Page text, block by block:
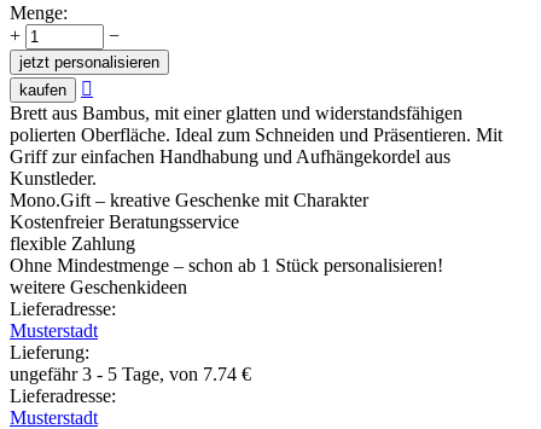
Menge:
+
−
jetzt personalisieren
kaufen

Brett aus Bambus, mit einer glatten und widerstandsfähigen
polierten Oberfläche. Ideal zum Schneiden und Präsentieren. Mit
Griff zur einfachen Handhabung und Aufhängekordel aus
Kunstleder.
Mono.Gift – kreative Geschenke mit Charakter
Kostenfreier Beratungsservice
flexible Zahlung
Ohne Mindestmenge – schon ab 1 Stück personalisieren!
weitere Geschenkideen
Lieferadresse:
Musterstadt
Lieferung:
ungefähr 3 - 5 Tage, von 7.74 €
Lieferadresse:
Musterstadt